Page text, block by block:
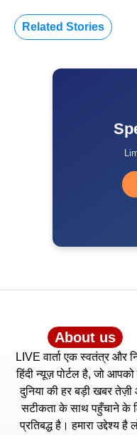
Related Stories
About us
LIVE वार्ता एक स्वतंत्र और
हिंदी न्यूज़ पोर्टल है, जो
दुनिया की हर बड़ी खबर
सटीकता के साथ पहुँचाने के
प्रतिबद्ध है। हमारा उद्देश्य है